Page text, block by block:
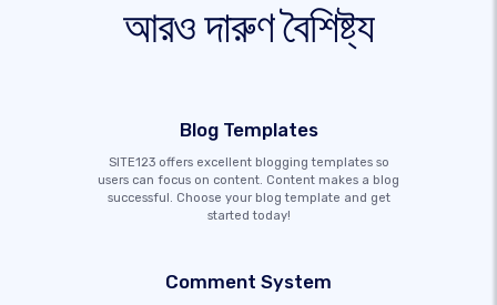
আরও দারুণ বৈশিষ্ট্য
Blog Templates
SITE123 offers excellent blogging templates so
users can focus on content. Content makes a blog
successful. Choose your blog template and get
started today!
Comment System